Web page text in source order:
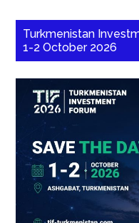
Turkmenistan
1-2 October 2026